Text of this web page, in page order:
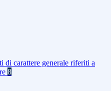
di carattere generale riferiti a
8